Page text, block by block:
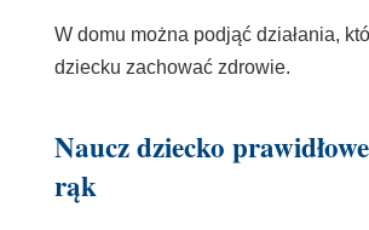
W domu można podjąć działania,
dziecku zachować zdrowie.
Naucz dziecko
rąk